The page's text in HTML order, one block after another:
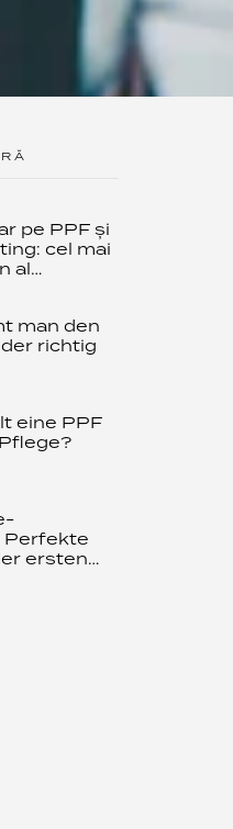
pe PPF și
cel mai
al
îl
man den
richtig
eine PPF
Perfekte
ersten